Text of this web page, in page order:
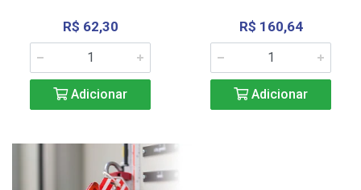
R$ 62,30
Adicionar
R$ 160,64
Adicionar